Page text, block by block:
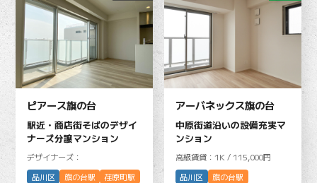
ピアース旗の台
駅近・商店街そばのデザイ
ナーズ分譲マンション
デザイナーズ：
品川区
旗の台駅 荏原町駅
アーバネックス旗の台
中原街道沿いの設備充実マ
ンション
高級賃貸：1K / 115,000円
品川区
旗の台駅